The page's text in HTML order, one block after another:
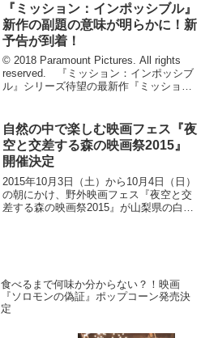
『ミッション：インポッシブル』
新作の副題の意味が明らかに！新
予告が到着！
© 2018 Paramount Pictures. All rights
reserved. 『ミッション：インポッシブ
ル』シリーズ待望の最新作『ミッショ
の度、...
自然の中で楽しむ映画フェス『夜
空と交差する森の映画祭2015』
開催決定
2015年10月3日（土）から10月4日（日）
の朝にかけ、野外映画フェス『夜空と交
差する森の映画祭2015』が山梨県の白
食べるまで何味か分からない？！映画
『ソロモンの偽証』ポップコーン発売決
定